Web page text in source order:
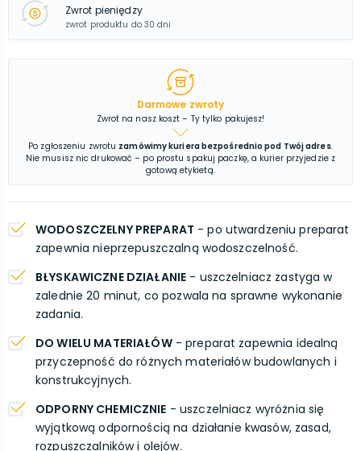
Zwrot pieniędzy
zwrot produktu do 30 dni
Darmowe zwroty
Zwrot na nasz koszt – Ty tylko pakujesz!
Po zgłoszeniu zwrotu zamówimy kuriera bezpośrednio pod Twój adres.
Nie musisz nic drukować – po prostu spakuj paczkę, a kurier przyjedzie z
gotową etykietą.
WODOSZCZELNY PREPARAT - po utwardzeniu preparat
zapewnia nieprzepuszczalną wodoszczelność.
BŁYSKAWICZNE DZIAŁANIE - uszczelniacz zastyga w
zalednie 20 minut, co pozwala na sprawne wykonanie
zadania.
DO WIELU MATERIAŁÓW- preparat zapewnia idealną
przyczepność do różnych materiałów budowlanych i
konstrukcyjnych.
ODPORNY CHEMICZNIE - uszczelniacz wyróżnia się
wyjątkową odpornością na działanie kwasów, zasad,
rozpuszczalników i olejów.